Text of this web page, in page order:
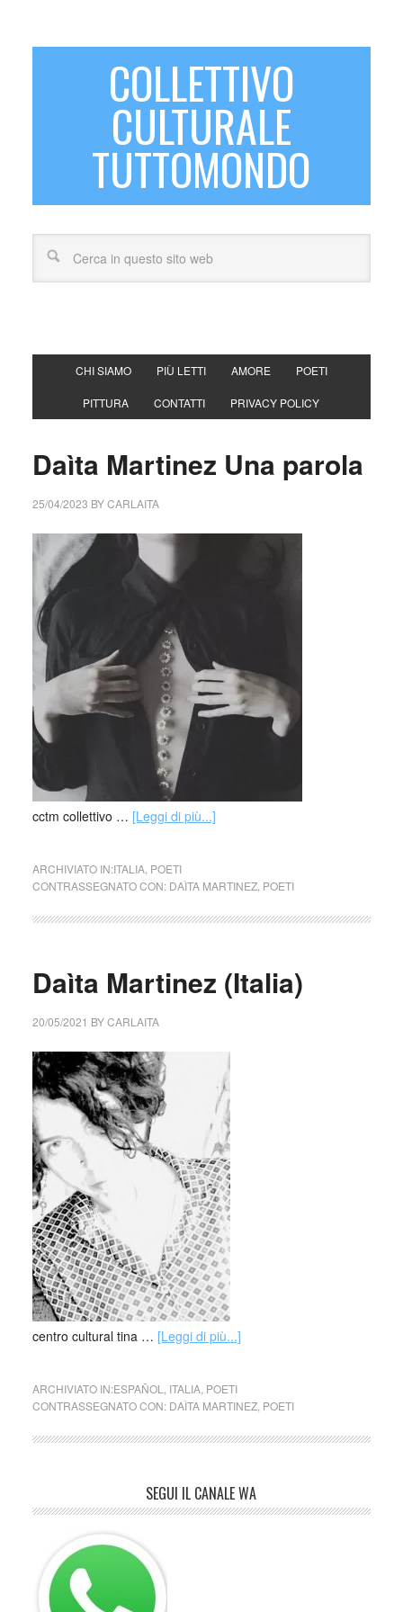
COLLETTIVO
CULTURALE
TUTTOMONDO
CHI SIAMO PIÙ LETTI AMORE POETI
PITTURA CONTATTI PRIVACY POLICY
Daìta Martinez Una parola
25/04/2023 BYCARLAITA
cctm collettivo … [Leggi di più...]
ARCHIVIATO IN:ITALIA, POETI
CONTRASSEGNATO CON: DAÌTA MARTINEZ, POETI
Daìta Martinez (Italia)
20/05/2021 BYCARLAITA
centro cultural tina … [Leggi di più...]
ARCHIVIATO IN:ESPAÑOL ITALIA, POETI
CONTRASSEGNATO CON: DAÌTA MARTINEZ, POETI
SEGUI IL CANALE WA